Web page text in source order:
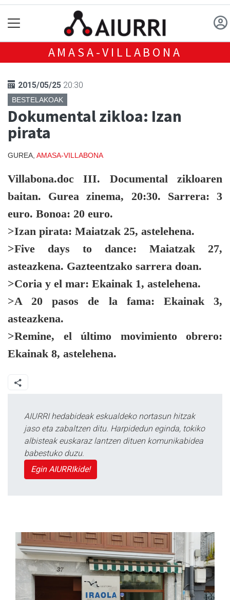
AMASA-VILLABONA
2015/05/25 20:30
BESTELAKOAK
Dokumental zikloa: Izan
pirata
GUREA, AMASA-VILLABONA
Villabona.doc III. Documental zikloaren
baitan. Gurea zinema, 20:30. Sarrera: 3
euro. Bonoa: 20 euro.
>Izan pirata: Maiatzak 25, astelehena.
>Five days to dance: Maiatzak 27,
asteazkena. Gazteentzako sarrera doan.
>Coria y el mar: Ekainak 1, astelehena.
>A 20 pasos de la fama: Ekainak 3,
asteazkena.
>Remine, el último movimiento obrero:
Ekainak 8, astelehena.
AIURRI hedabideak eskualdeko nortasun hitzak
jaso eta zabaltzen ditu. Harpidedun eginda, tokiko
albisteak euskaraz lantzen dituen komunikabidea
babestuko duzu.
Egin AIURRIkide!